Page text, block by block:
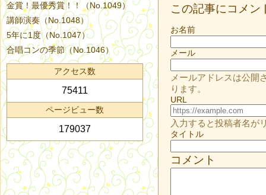
この記事にコメン
お名前
メール
メールアドレスは公開
ります。
URL
入力すると投稿者名が
タイトル
コメント
金賞！最優秀賞！！（No.1049）
講師演奏（No.1048）
5年に1度（No.1047）
合唱コンの季節（No.1046）
アクセス数
75411
ページビュー数
179037